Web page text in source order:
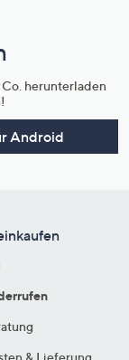
herunterladen
Android
& Lieferung